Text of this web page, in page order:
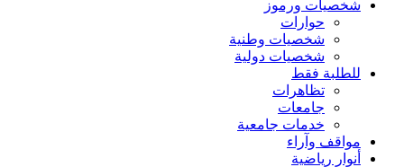
شخصيات ورموز
حوارات
شخصيات وطنية
شخصيات دولية
للطلبة فقط
تظاهرات
جامعات
خدمات جامعية
مواقف وآراء
أنوار رياضية